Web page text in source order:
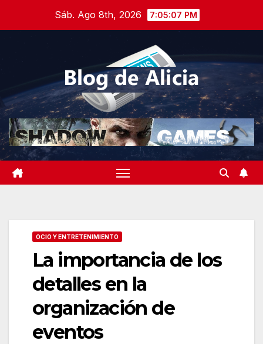
Sáb. Ago 8th, 2026 7:05:08 PM
OCIO Y ENTRETENIMIENTO
La importancia de los
detalles en la
organización de
eventos